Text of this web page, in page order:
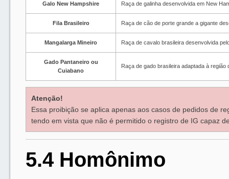
Galo New Hampshire Raça de galinha desenvolvida em New
Fila Brasileiro Raça de cão de porte grande a gigante
Mangalarga Mineiro Raça de cavalo brasileira desenvolvida
Gado Pantaneiro ou
Cuiabano
Raça de gado brasileira adaptada à
Atenção!
Essa proibição se aplica apenas aos casos de pedidos de
tendo em vista que não é permitido o registro de IG capaz
5.4 Homônimo